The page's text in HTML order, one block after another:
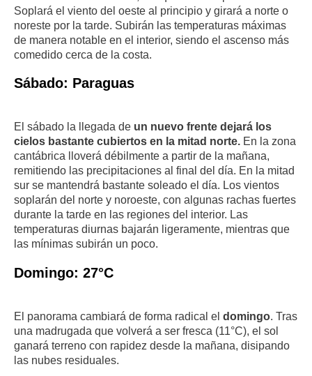
Soplará el viento del oeste al principio y girará a norte o
noreste por la tarde. Subirán las temperaturas máximas
de manera notable en el interior, siendo el ascenso más
comedido cerca de la costa.
Sábado: Paraguas
El sábado la llegada de un nuevo frente dejará los
cielos bastante cubiertos en la mitad norte. En la zona
cantábrica lloverá débilmente a partir de la mañana,
remitiendo las precipitaciones al final del día. En la mitad
sur se mantendrá bastante soleado el día. Los vientos
soplarán del norte y noroeste, con algunas rachas fuertes
durante la tarde en las regiones del interior. Las
temperaturas diurnas bajarán ligeramente, mientras que
las mínimas subirán un poco.
Domingo: 27°C
El panorama cambiará de forma radical el domingo. Tras
una madrugada que volverá a ser fresca (11°C), el sol
ganará terreno con rapidez desde la mañana, disipando
las nubes residuales.